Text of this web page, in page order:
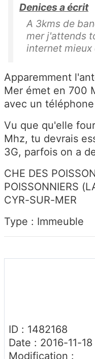
Denices a écrit
A 3kms de
mer j'attends
internet mieux
Apparemment
Mer émet en 700
avec un
Vu que qu'elle
Mhz, tu devrais
3G, parfois on a
CHE DES
POISSONNIERS
CYR-SUR-MER
Type : Immeuble
ID : 1482168
Date : 2016-11-18
Modification :